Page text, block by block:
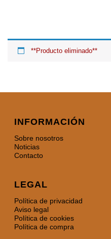
**Producto eliminado**
INFORMACIÓN
Sobre nosotros
Noticias
Contacto
LEGAL
Política de privacidad
Aviso legal
Política de cookies
Política de compra